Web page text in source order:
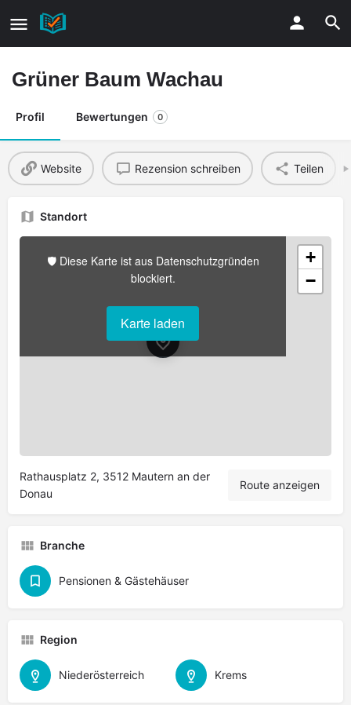
Grüner Baum Wachau
Profil Bewertungen 0
Website Rezension schreiben Teilen
Standort
🛡️ Diese Karte ist aus Datenschutzgründen
blockiert.
Karte laden
+
−
Rathausplatz 2, 3512 Mautern an der
Donau
Route anzeigen
Branche
Pensionen & Gästehäuser
Region
Niederösterreich Krems